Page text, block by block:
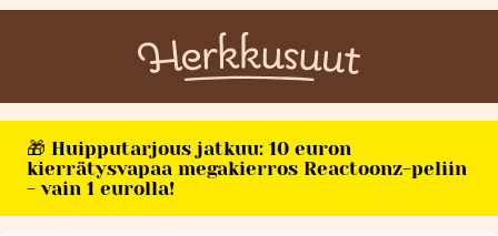
🎁 Huipputarjous jatkuu: 10 euron
kierrätysvapaa megakierros Reactoonz-peliin
- vain 1 eurolla!